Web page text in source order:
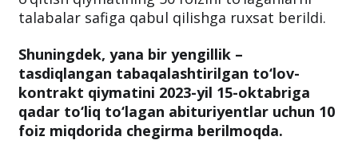
o‘quv yili boshlanishidan shartnomalar
o‘qitish qiymatining 50 foizini to‘laganlarni
talabalar safiga qabul qilishga ruxsat berildi.
Shuningdek, yana bir yengillik –
tasdiqlangan tabaqalashtirilgan to‘lov-